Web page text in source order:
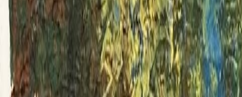
Retour au portfolio